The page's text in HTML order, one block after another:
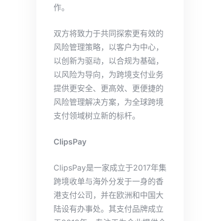
作。
双方将致力于共同探索更有效的
风险管理策略，以客户为中心，
以创新为驱动，以合规为基础，
以风险为导向，为跨境支付业务
提供更安全、更高效、更便捷的
风险管理解决方案，为全球跨境
支付领域树立新的标杆。
ClipsPay
ClipsPay是一家成立于2017年集
跨境收单与海外分发于一身的香
港支付公司，并在欧洲和中国大
陆设有办事处。其支付品牌成立